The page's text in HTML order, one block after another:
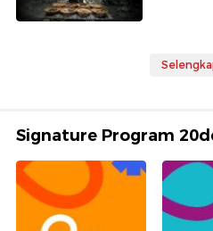
Signature Program